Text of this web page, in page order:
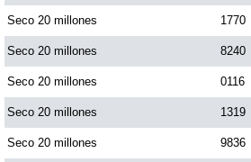
Seco 20 millones 1770
Seco 20 millones 8240
Seco 20 millones 0116
Seco 20 millones 1319
Seco 20 millones 9836